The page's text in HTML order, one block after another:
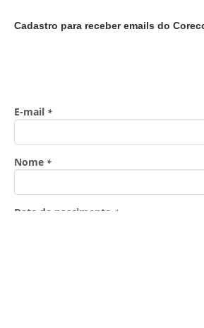
Cadastro para receber emails do